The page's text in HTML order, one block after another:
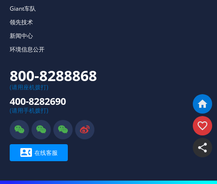



Giant车队
领先技术
新闻中心
环境信息公开
800-8288868
(请用座机拨打)
400-8282690
(请用手机拨打)
   
 在线客服